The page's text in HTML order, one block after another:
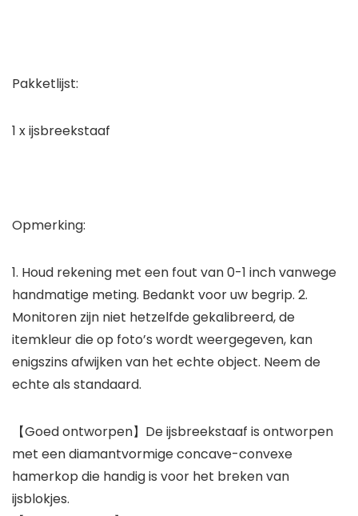
Pakketlijst:
1 x ijsbreekstaaf
Opmerking:
1. Houd rekening met een fout van 0-1 inch vanwege
handmatige meting. Bedankt voor uw begrip. 2.
Monitoren zijn niet hetzelfde gekalibreerd, de
itemkleur die op foto’s wordt weergegeven, kan
enigszins afwijken van het echte object. Neem de
echte als standaard.
【Goed ontworpen】De ijsbreekstaaf is ontworpen
met een diamantvormige concave-convexe
hamerkop die handig is voor het breken van
ijsblokjes.